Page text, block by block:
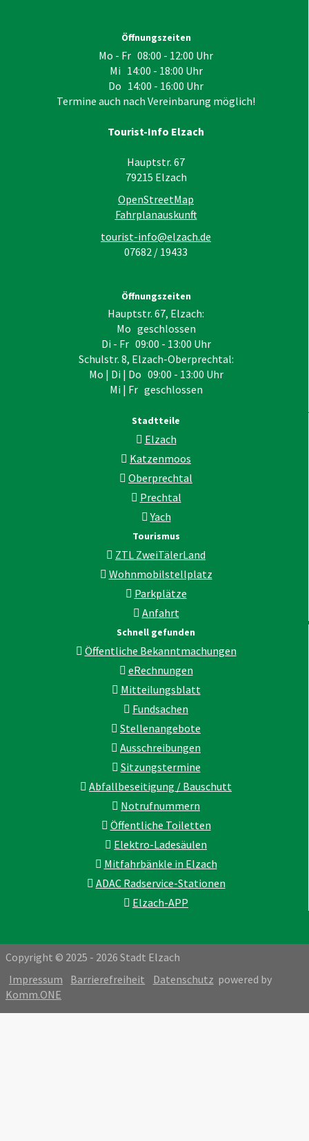
Öffnungszeiten
Mo - Fr 08:00 - 12:00 Uhr
Mi 14:00 - 18:00 Uhr
Do 14:00 - 16:00 Uhr
Termine auch nach Vereinbarung möglich!
Tourist-Info Elzach
Hauptstr. 67
79215 Elzach
OpenStreetMap
Fahrplanauskunft
tourist-info@elzach.de
07682 / 19433
Öffnungszeiten
Hauptstr. 67, Elzach:
Mo geschlossen
Di - Fr 09:00 - 13:00 Uhr
Schulstr. 8, Elzach-Oberprechtal:
Mo | Di | Do 09:00 - 13:00 Uhr
Mi | Fr geschlossen
Stadtteile
Elzach
Katzenmoos
Oberprechtal
Prechtal
Yach
Tourismus
ZTL ZweiTälerLand
Wohnmobilstellplatz
Parkplätze
Anfahrt
Schnell gefunden
Öffentliche Bekanntmachungen
eRechnungen
Mitteilungsblatt
Fundsachen
Stellenangebote
Ausschreibungen
Sitzungstermine
Abfallbeseitigung / Bauschutt
Notrufnummern
Öffentliche Toiletten
Elektro-Ladesäulen
Mitfahrbänkle in Elzach
ADAC Radservice-Stationen
Elzach-APP
Copyright © 2025 - 2026 Stadt Elzach
Impressum
Barrierefreiheit Datenschutz powered by
Komm.ONE